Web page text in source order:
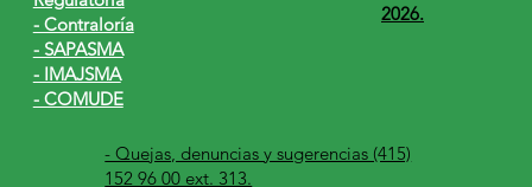
- Contraloría
- SAPASMA
- IMAJSMA
- COMUDE
- Quejas, denuncias y sugerencias (415)
152 96 00 ext. 313.
2026.